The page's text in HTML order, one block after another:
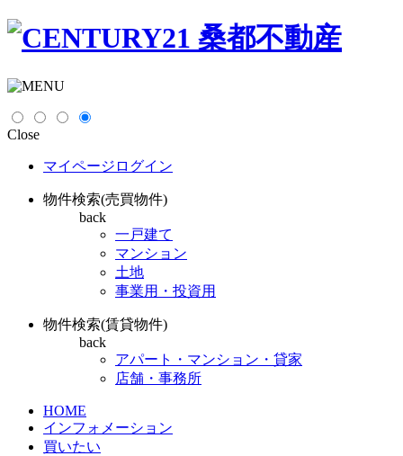
Close
マイページログイン
物件検索(売買物件)
back
一戸建て
マンション
土地
事業用・投資用
物件検索(賃貸物件)
back
アパート・マンション・貸家
店舗・事務所
HOME
インフォメーション
買いたい